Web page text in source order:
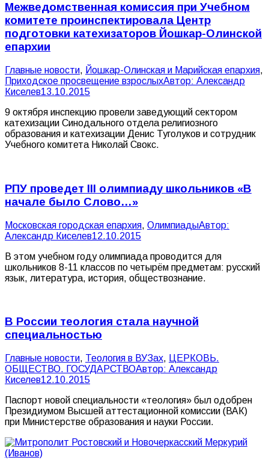
Межведомственная комиссия при Учебном
комитете проинспектировала Центр
подготовки катехизаторов Йошкар-Олинской
епархии
Главные новости, Йошкар-Олинская и Марийская епархия,
Приходское просвещение взрослыхАвтор: Александр
Киселев13.10.2015
9 октября инспекцию провели заведующий сектором
катехизации Синодального отдела религиозного
образования и катехизации Денис Туголуков и сотрудник
Учебного комитета Николай Свокс.
РПУ проведет III олимпиаду школьников «В
начале было Слово…»
Московская городская епархия, ОлимпиадыАвтор:
Александр Киселев12.10.2015
В этом учебном году олимпиада проводится для
школьников 8-11 классов по четырём предметам: русский
язык, литература, история, обществознание.
В России теология стала научной
специальностью
Главные новости, Теология в ВУЗах, ЦЕРКОВЬ.
ОБЩЕСТВО. ГОСУДАРСТВОАвтор: Александр
Киселев12.10.2015
Паспорт новой специальности «теология» был одобрен
Президиумом Высшей аттестационной комиссии (ВАК)
при Министерстве образования и науки России.